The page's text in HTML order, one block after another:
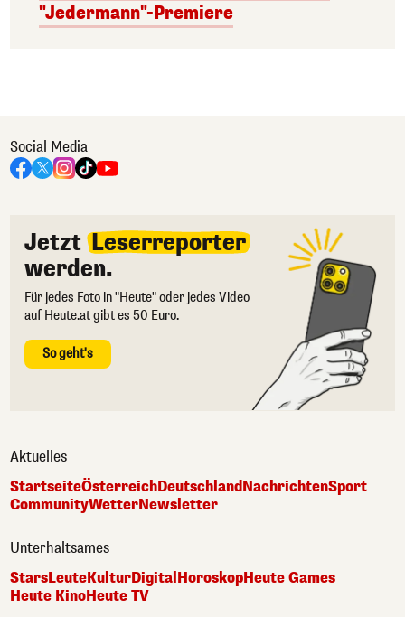
"Jedermann"-Premiere
Social Media
Jetzt Leserreporter
werden.
Für jedes Foto in "Heute" oder jedes Video
auf Heute.at gibt es 50 Euro.
So geht's
Aktuelles
StartseiteÖsterreichDeutschlandNachrichtenSport
CommunityWetterNewsletter
Unterhaltsames
StarsLeuteKulturDigital HoroskopHeute Games
Heute KinoHeute TV